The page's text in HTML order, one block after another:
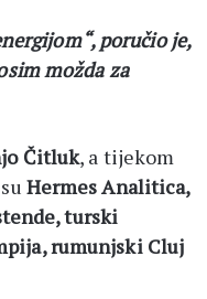
poručio je,
možda za
Čitluk, a tijekom
Hermes Analitica,
turski
rumunjski Cluj